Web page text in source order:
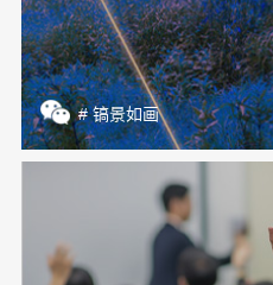
# 镐景如画